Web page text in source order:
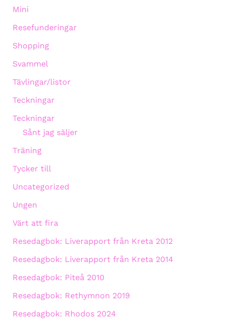
Mini
Resefunderingar
Shopping
Svammel
Tävlingar/listor
Teckningar
Teckningar
Sånt jag säljer
Träning
Tycker till
Uncategorized
Ungen
Värt att fira
Resedagbok: Liverapport från Kreta 2012
Resedagbok: Liverapport från Kreta 2014
Resedagbok: Piteå 2010
Resedagbok: Rethymnon 2019
Resedagbok: Rhodos 2024